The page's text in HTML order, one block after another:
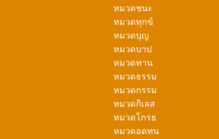
หมวดชนะ
หมวดทุกข์
หมวดบุญ
หมวดบาป
หมวดทาน
หมวดธรรม
หมวดกรรม
หมวดกิเลส
หมวดโกรธ
หมวดอดทน